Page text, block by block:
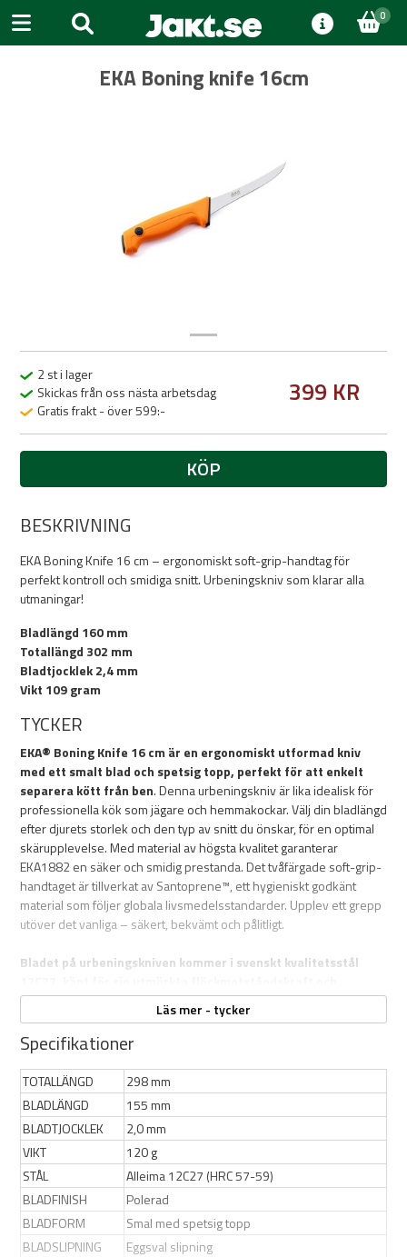
0
EKA Boning knife 16cm
2 st i lager
Skickas från oss nästa arbetsdag
Gratis frakt - över 599:-
399 KR
KÖP
BESKRIVNING
EKA Boning Knife 16 cm – ergonomiskt soft-grip-handtag för
perfekt kontroll och smidiga snitt. Urbeningskniv som klarar alla
utmaningar!
Bladlängd 160 mm
Totallängd 302 mm
Bladtjocklek 2,4 mm
Vikt 109 gram
TYCKER
EKA® Boning Knife 16 cm är en ergonomiskt utformad kniv
med ett smalt blad och spetsig topp, perfekt för att enkelt
separera kött från ben. Denna urbeningskniv är lika idealisk för
professionella kök som jägare och hemmakockar. Välj din bladlängd
efter djurets storlek och den typ av snitt du önskar, för en optimal
skärupplevelse. Med material av högsta kvalitet garanterar
EKA1882 en säker och smidig prestanda. Det tvåfärgade soft-grip-
handtaget är tillverkat av Santoprene™, ett hygieniskt godkänt
material som följer globala livsmedelsstandarder. Upplev ett grepp
utöver det vanliga – säkert, bekvämt och pålitligt.
Bladet på urbeningskniven kommer i svenskt kvalitetsstål
långvariga skärpa.Härdat till 58 HRC för perfekt balans mellan
hållbarhet och enkel slipning gör att kniven har en enastående
prestanda vid varje användning. Det ergonomiskt formade
fingerskyddet ger extra säkerhet och självförtroende när du
arbetar. EKA-knivarna är inte bara skapade för proffs, de är
tillverkade av proffs. Varje kniv är hygieniskt skyddad med tätade
fogar utan mellanrum mellan blad och handtag, vilket gör dem lätta
att rengöra och extremt korrosionsbeständiga. Santoprene™-
handtaget absorberar inte fett och står emot värme, stötar och
slitage, vilket gör kniven perfekt för alla miljöer.
Standardfärgen på handtaget är orange, men den kan även
produceras i andra färger för olika användningsområden.
Läs mer - tycker
Specifikationer
TOTALLÄNGD
298 mm
BLADLÄNGD
155 mm
BLADTJOCKLEK
2,0 mm
VIKT
120 g
STÅL
Alleima 12C27 (HRC 57-59)
BLADFINISH
Polerad
BLADFORM
Smal med spetsig topp
BLADSLIPNING
Eggsval slipning